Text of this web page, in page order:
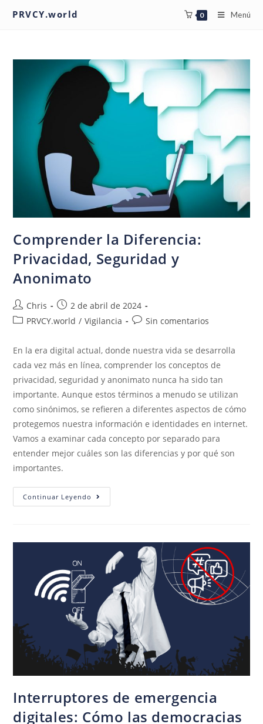
PRVCY.world 0 Menú
Comprender la Diferencia:
Privacidad, Seguridad y
Anonimato
Chris
2 de abril de 2024
PRVCY.world / Vigilancia Sin comentarios
En la era digital actual, donde nuestra vida se desarrolla
cada vez más en línea, comprender los conceptos de
privacidad, seguridad y anonimato nunca ha sido tan
importante. Aunque estos términos a menudo se utilizan
como sinónimos, se refieren a diferentes aspectos de cómo
protegemos nuestra información e identidades en internet.
Vamos a examinar cada concepto por separado para
entender mejor cuáles son las diferencias y por qué son
importantes.
Continuar Leyendo
Interruptores de emergencia
digitales: Cómo las democracias